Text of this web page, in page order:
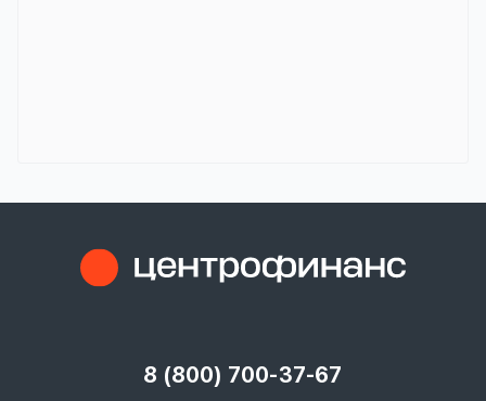
8 (800) 700-37-67